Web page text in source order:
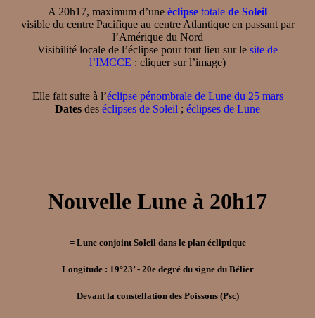
A 20h17, maximum d’une éclipse totale de Soleil
visible du centre Pacifique au centre Atlantique en passant par
l’Amérique du Nord
Visibilité locale de l’éclipse pour tout lieu sur le site de
l’IMCCE : cliquer sur l’image)
Elle fait suite à l’éclipse pénombrale de Lune du 25 mars
Dates des éclipses de Soleil ; éclipses de Lune
Nouvelle Lune à 20h17
= Lune conjoint Soleil dans le plan écliptique
Longitude : 19°23’ - 20e degré du signe du Bélier
Devant la constellation des Poissons (Psc)